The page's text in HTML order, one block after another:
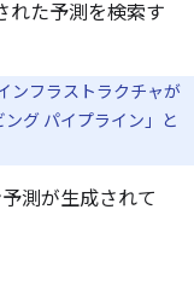
れた予測を検索す
ンフラストラクチャが
グ パイプライン」と
測が生成されて